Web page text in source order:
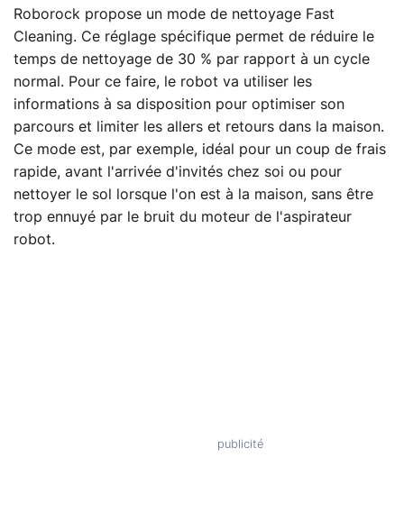
Roborock propose un mode de nettoyage Fast
Cleaning. Ce réglage spécifique permet de réduire le
temps de nettoyage de 30 % par rapport à un cycle
normal. Pour ce faire, le robot va utiliser les
informations à sa disposition pour optimiser son
parcours et limiter les allers et retours dans la maison.
Ce mode est, par exemple, idéal pour un coup de frais
rapide, avant l'arrivée d'invités chez soi ou pour
nettoyer le sol lorsque l'on est à la maison, sans être
trop ennuyé par le bruit du moteur de l'aspirateur
robot.